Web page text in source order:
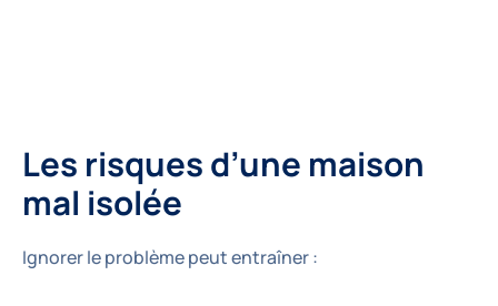
Les risques d’une maison
mal isolée
Ignorer le problème peut entraîner :